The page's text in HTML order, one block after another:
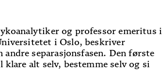
og professor emeritus i
i Oslo, beskriver
andre separasjonsfasen. Den første
klare alt selv, bestemme selv og si